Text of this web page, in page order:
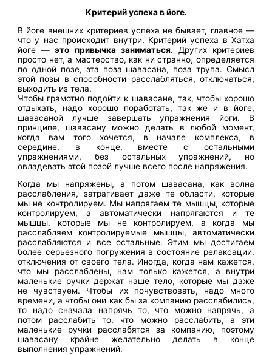
Критерий успеха в йоге.
В йоге внешних критериев успеха не бывает, главное —
что у нас происходит внутри. Критерий успеха в Хатха
йоге— это привычка заниматься. Других критериев
просто нет, а мастерство, как ни странно, определяется
по одной позе, эта поза шавасана, поза трупа. Смысл
этой позы в способности расслабляться, отключаться,
выходить из тела.
Чтобы грамотно подойти к шавасане, так, чтобы хорошо
отдыхать, надо хорошо поработать, так же и в йоге,
шавасаной лучше завершать упражнения йоги. В
принципе, шавасану можно делать в любой момент,
когда вам того хочется, в начале комплекса, в
середине, в конце, вместе с остальными
упражнениями, без остальных упражнений, но
овладевать этой позой лучше всего после напряжения.
Когда мы напряжены, а потом шавасана, как волна
расслабления, затрагивает даже те области, которые
мы не контролируем. Мы напрягаем те мышцы, которые
контролируем, а автоматически напрягаются и те
мышцы, которые мы не контролируем, а когда мы
расслабляем контролируемые мышцы, автоматически
расслабляются и все остальные. Этим мы достигаем
более серьезного погружения в состояние релаксации,
отключения от своего тела. Иногда, когда нам кажется,
что мы расслаблены, нам только кажется, а внутри
маленькие ручки держат наше тело, которые мы даже
не чувствуем. Чтобы их почувствовать, надо много
времени, а чтобы они как бы за компанию расслабились,
то надо сначала напрячь то, что можно напрячь, а
потом расслабить то, что можно расслабить, а эти
маленькие ручки расслабятся за компанию, поэтому
шавасану крайне желательно делать в конце
выполнения упражнений.